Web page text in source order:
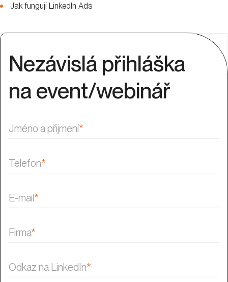
Jak fungují LinkedIn Ads
Nezávislá přihláška
na event/webinář
Jméno a přijmení*
Telefon*
E-mail*
Firma*
Odkaz na LinkedIn*